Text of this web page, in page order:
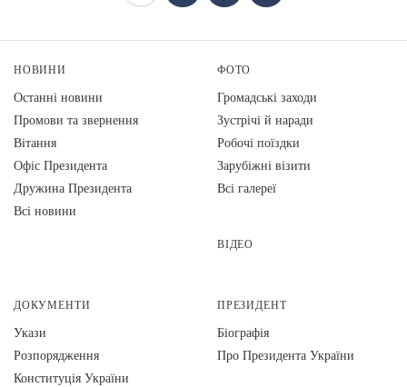
НОВИНИ
Останні новини
Промови та звернення
Вiтання
Офіс Президента
Дружина Президента
Всі новини
ФОТО
Громадські заходи
Зустрічі й наради
Робочі поїздки
Зарубіжні візити
Всі галереї
ВІДЕО
ДОКУМЕНТИ
Укази
Розпорядження
Конституція України
ПРЕЗИДЕНТ
Біографія
Про Президента України